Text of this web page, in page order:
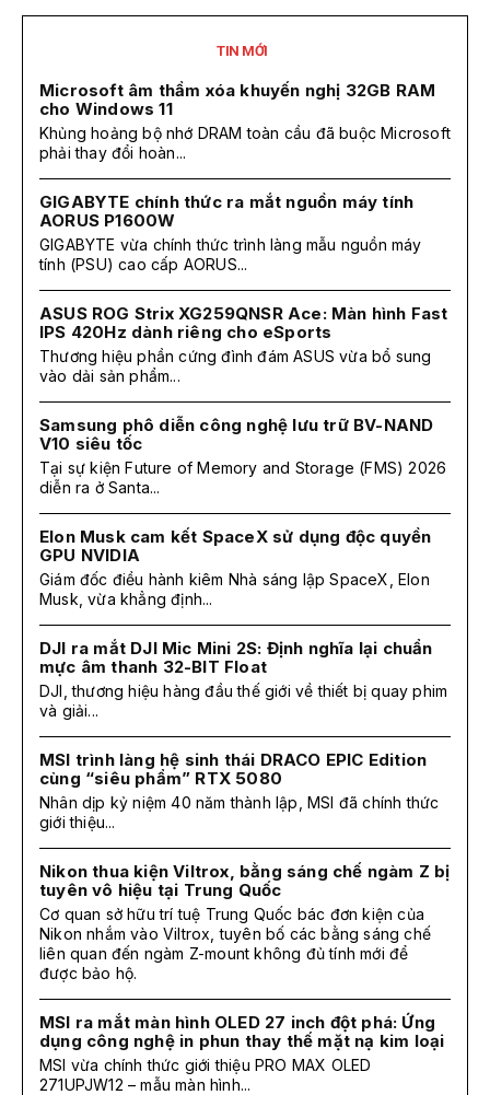
TIN MỚI
Microsoft âm thầm xóa khuyến nghị 32GB RAM
cho Windows 11
Khủng hoảng bộ nhớ DRAM toàn cầu đã buộc Microsoft
phải thay đổi hoàn...
GIGABYTE chính thức ra mắt nguồn máy tính
AORUS P1600W
GIGABYTE vừa chính thức trình làng mẫu nguồn máy
tính (PSU) cao cấp AORUS...
ASUS ROG Strix XG259QNSR Ace: Màn hình Fast
IPS 420Hz dành riêng cho eSports
Thương hiệu phần cứng đình đám ASUS vừa bổ sung
vào dải sản phẩm...
Samsung phô diễn công nghệ lưu trữ BV-NAND
V10 siêu tốc
Tại sự kiện Future of Memory and Storage (FMS) 2026
diễn ra ở Santa...
Elon Musk cam kết SpaceX sử dụng độc quyền
GPU NVIDIA
Giám đốc điều hành kiêm Nhà sáng lập SpaceX, Elon
Musk, vừa khẳng định...
DJI ra mắt DJI Mic Mini 2S: Định nghĩa lại chuẩn
mực âm thanh 32-BIT Float
DJI, thương hiệu hàng đầu thế giới về thiết bị quay phim
và giải...
MSI trình làng hệ sinh thái DRACO EPIC Edition
cùng “siêu phẩm” RTX 5080
Nhân dịp kỷ niệm 40 năm thành lập, MSI đã chính thức
giới thiệu...
Nikon thua kiện Viltrox, bằng sáng chế ngàm Z bị
tuyên vô hiệu tại Trung Quốc
Cơ quan sở hữu trí tuệ Trung Quốc bác đơn kiện của
Nikon nhắm vào Viltrox, tuyên bố các bằng sáng chế
liên quan đến ngàm Z-mount không đủ tính mới để
được bảo hộ.
MSI ra mắt màn hình OLED 27 inch đột phá: Ứng
dụng công nghệ in phun thay thế mặt nạ kim loại
MSI vừa chính thức giới thiệu PRO MAX OLED
271UPJW12 – mẫu màn hình...